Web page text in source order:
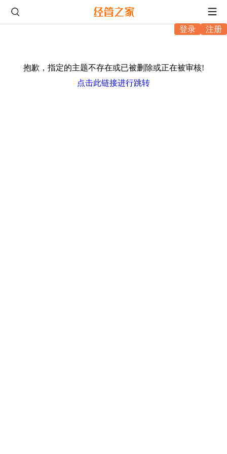
登录 注册
抱歉，指定的主题不存在或已被删除或正在被审核!
点击此链接进行跳转